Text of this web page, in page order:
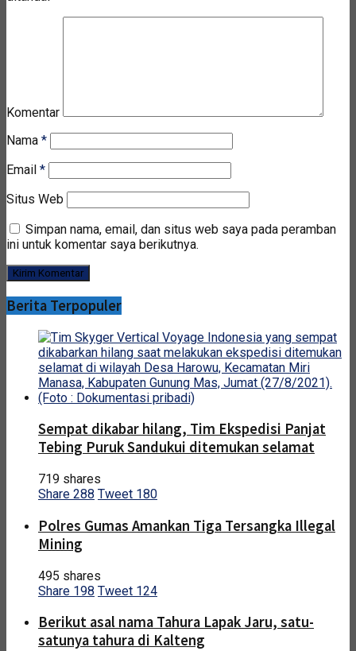
Komentar
Nama *
Email *
Situs Web
Simpan nama, email, dan situs web saya pada peramban
ini untuk komentar saya berikutnya.
Berita Terpopuler
Sempat dikabar hilang, Tim Ekspedisi Panjat
Tebing Puruk Sandukui ditemukan selamat
719 shares
Share 288 Tweet 180
Polres Gumas Amankan Tiga Tersangka Illegal
Mining
495 shares
Share 198 Tweet 124
Berikut asal nama Tahura Lapak Jaru, satu-
satunya tahura di Kalteng